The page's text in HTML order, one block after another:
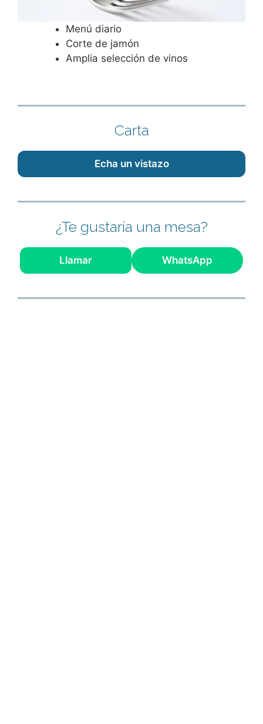
Menú diario
Corte de jamón
Amplia selección de vinos
Carta
Echa un vistazo
¿Te gustaría una mesa?
Llamar WhatsApp